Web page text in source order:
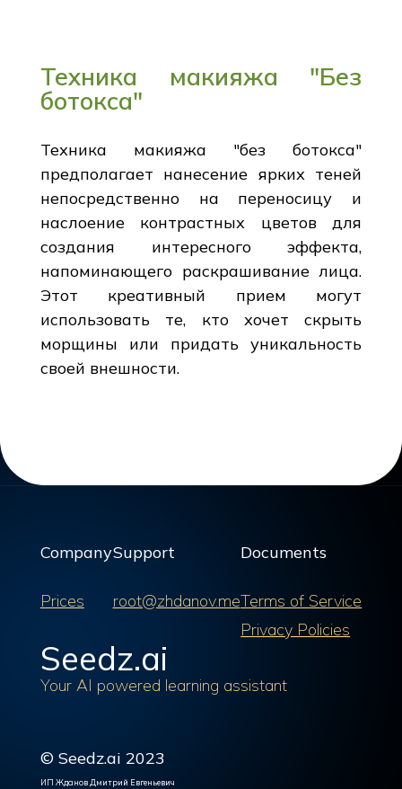
Техника макияжа "Без
ботокса"
Техника макияжа "без ботокса"
предполагает нанесение ярких теней
непосредственно на переносицу и
наслоение контрастных цветов для
создания интересного эффекта,
напоминающего раскрашивание лица.
Этот креативный прием могут
использовать те, кто хочет скрыть
морщины или придать уникальность
своей внешности.
Company
Prices
Support
root@zhdanov.me
Documents
Terms of Service
Privacy Policies
Seedz.ai
Your AI powered learning assistant
© Seedz.ai 2023
ИП Жданов Дмитрий Евгеньевич